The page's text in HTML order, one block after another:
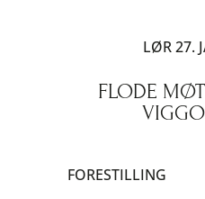
LØR 27.
FLODE
FORESTILLING